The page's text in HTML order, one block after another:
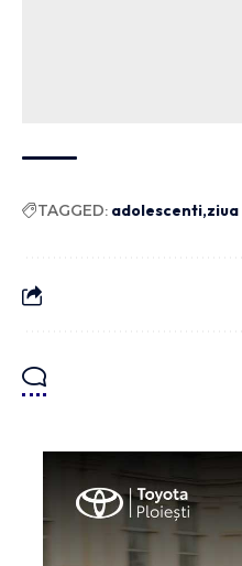
TAGGED: adolescenti